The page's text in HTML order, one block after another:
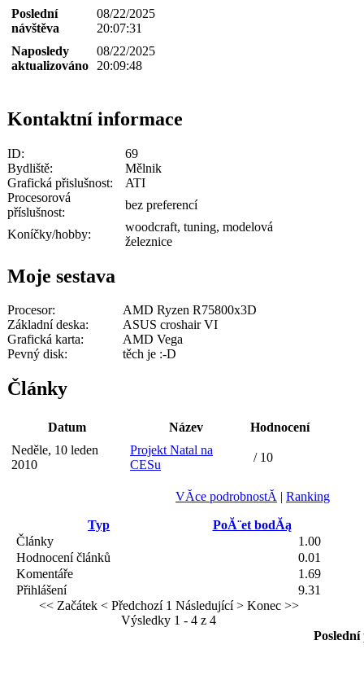
Poslední
návštěva
08/22/2025
20:07:31
Naposledy
aktualizováno
08/22/2025
20:09:48
Kontaktní informace
ID:
69
Bydliště:
Mělnik
Grafická přislušnost:
ATI
Procesorová
příslušnost:
bez preferencí
Koníčky/hobby:
woodcraft, tuning, modelová
železnice
Moje sestava
Procesor:
AMD Ryzen R75800x3D
Základní deska:
ASUS croshair VI
Grafická karta:
AMD Vega
Pevný disk:
těch je :-D
Články
Datum Název
Hodnocení
Neděle, 10 leden
2010
Projekt Natal na
CESu
/ 10
VĂ­ce podrobnostĂ­ | Ranking
Typ
PoĂ¨et bodĂą
Články
1.00
Hodnocení článků
0.01
Komentáře
1.69
Přihlášení
9.31
<< Začátek < Předchozí 1 Následující > Konec >>
Výsledky 1 - 4 z 4